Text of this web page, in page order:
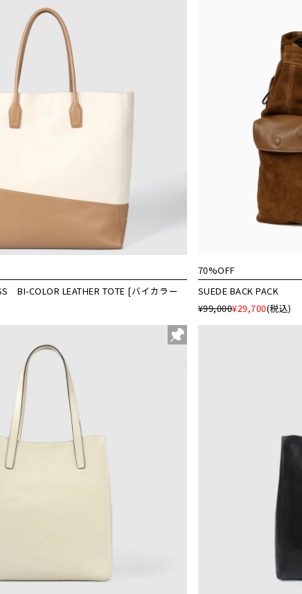
BI-COLOR LEATHER TOTE [バイカラー
70%OFF
SUEDE BACK PACK
¥99,000¥29,700(税込)